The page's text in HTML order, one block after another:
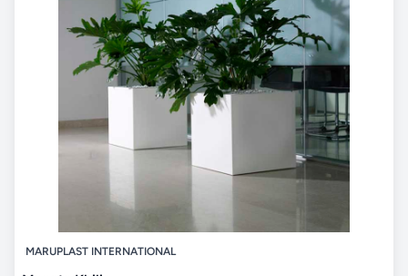
MARUPLAST INTERNATIONAL